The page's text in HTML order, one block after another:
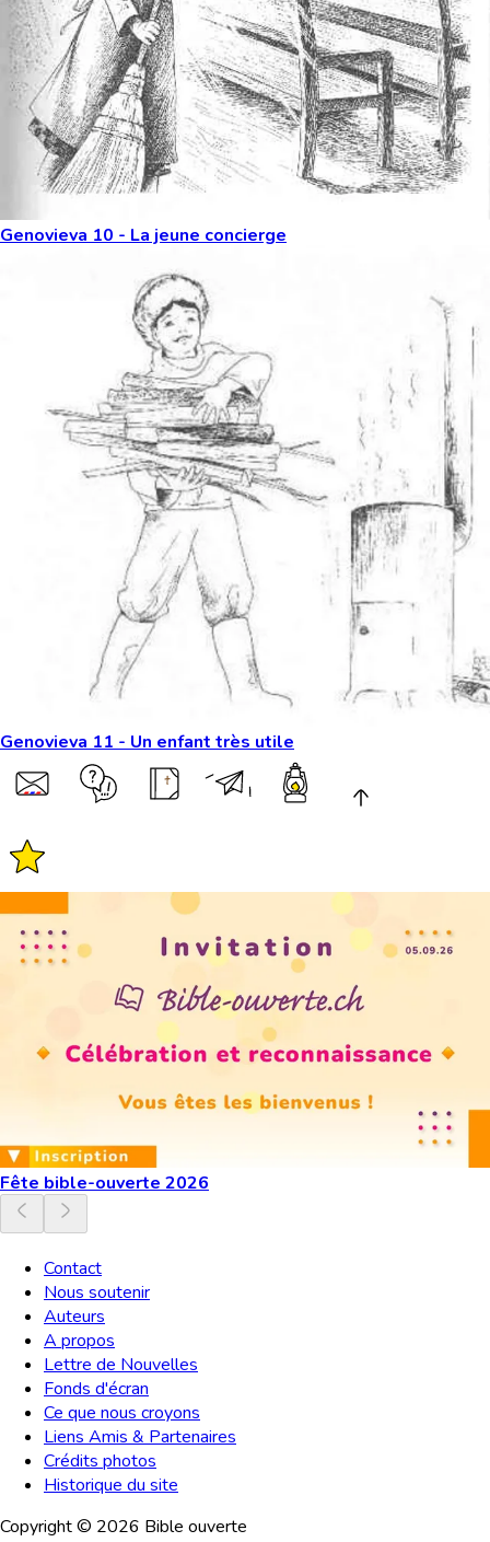
Genovieva 10 - La jeune concierge
Genovieva 11 - Un enfant très utile
Fête bible-ouverte 2026
Contact
Nous soutenir
Auteurs
A propos
Lettre de Nouvelles
Fonds d'écran
Ce que nous croyons
Liens Amis & Partenaires
Crédits photos
Historique du site
Copyright © 2026 Bible ouverte